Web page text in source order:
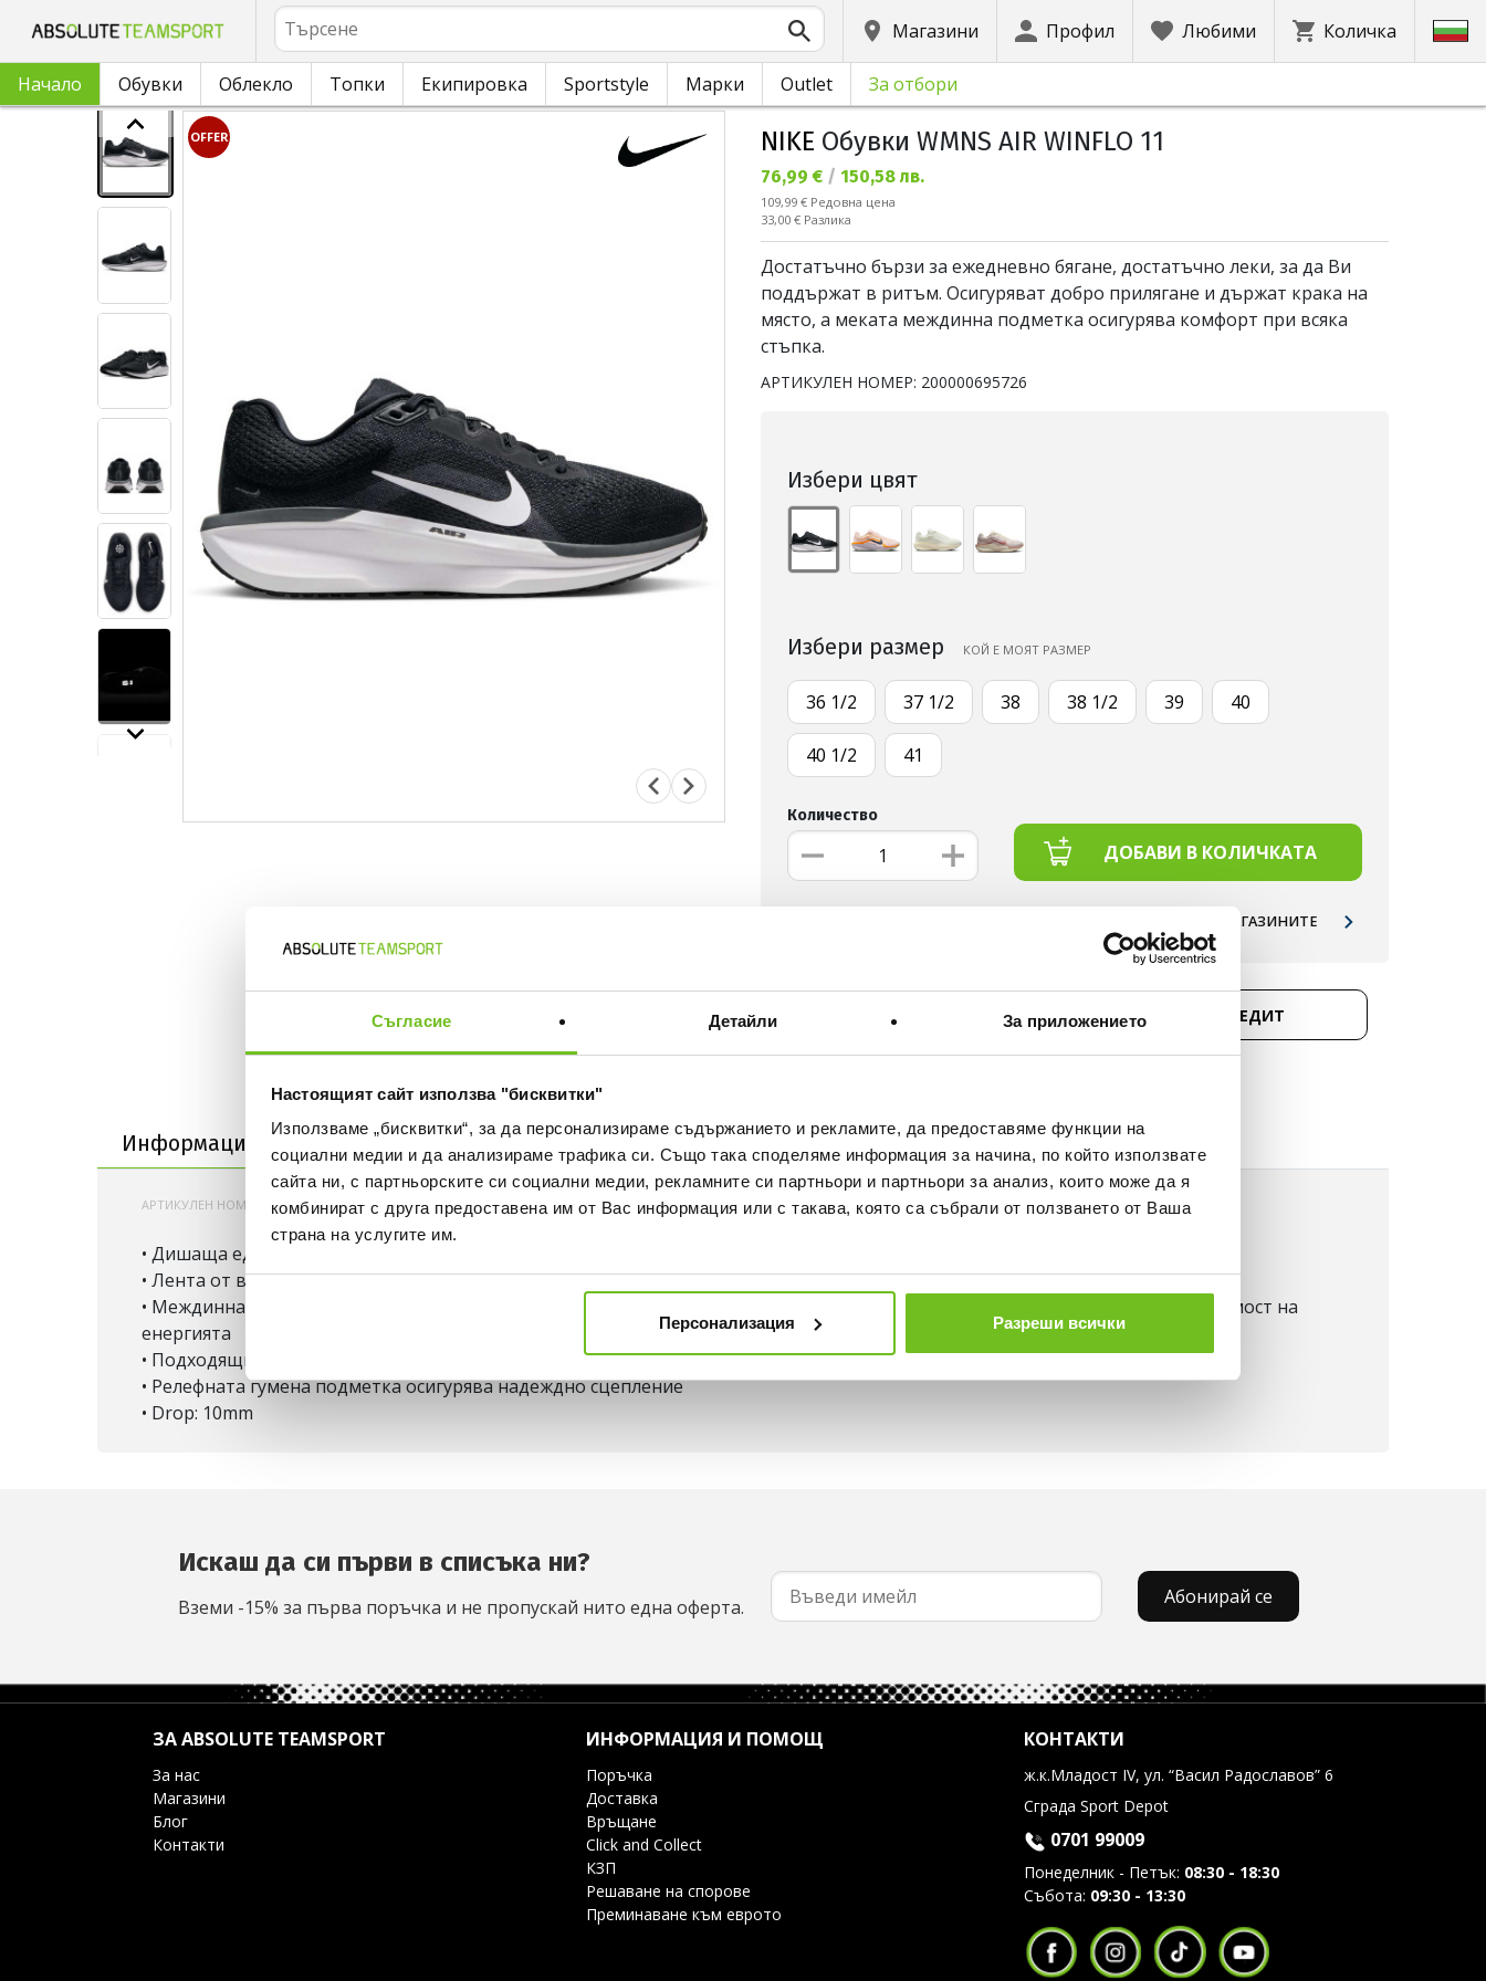
Съгласие Детайли За приложението
Настоящият сайт използва "бисквитки"
Използваме „бисквитки“, за да персонализираме съдържанието и рекламите, да предоставяме функции на
социални медии и да анализираме трафика си. Също така споделяме информация за начина, по който използвате
сайта ни, с партньорските си социални медии, рекламните си партньори и партньори за анализ, които може да я
комбинират с друга предоставена им от Вас информация или с такава, която са събрали от ползването от Ваша
страна на услугите им.
Персонализация Разреши всички
Търсене
Магазини Профил Любими Количка
Начало Обувки Облекло Топки Екипировка Sportstyle Марки Outlet За отбори
OFFER NIKE Обувки WMNS AIR WINFLO 11
Текуща цена:
76,99 € / 150,58 лв.
Редовна цена:
109,99 € Редовна цена
Спестявате:
33,00 € Разлика
Достатъчно бързи за ежедневно бягане, достатъчно леки, за да Ви
поддържат в ритъм. Осигуряват добро прилягане и държат крака на
място, а меката междинна подметка осигурява комфорт при всяка
стъпка.
АРТИКУЛЕН НОМЕР: 200000695726
Избери цвят
Избери размер КОЙ Е МОЯТ РАЗМЕР
36 1/2 37 1/2 38 38 1/2 39 40
40 1/2 41
Количество
ДОБАВИ В КОЛИЧКАТА
НАЛИЧНОСТ ПО МАГАЗИНИТЕ
ВИЖ ПОВЕЧЕ
КУПИ НА КРЕДИТ
Информация за продукта
Информация за продукта
Доставка Наличност в магазините
АРТИКУЛЕН НОМЕР: 200000695726 NIKE-FJ9510
• Дишаща еднослойна мрежа в горната част ви осигурява удобно прилягане и комфортно усещане
• Лента от вътрешната страна, която заедно с връзките осигурява сигурно прилягане
• Междинна подметка от Cushlon 3.0 пяна с Nike Air елемент по цялата дължина на стъпалото на изключителна възвръщаемост на
енергията
• Подходящи са както за дълги, така и за къси бягания, като осигурява плавен преход от петата към пръстите
• Релефната гумена подметка осигурява надеждно сцепление
• Drop: 10mm
Искаш да си първи в списъка ни?
Вземи -15% за първа поръчка и не пропускай нито една оферта. Абонирай се
ЗА ABSOLUTE TEAMSPORT
За нас
Магазини
Блог
Контакти
ИНФОРМАЦИЯ И ПОМОЩ
Поръчка
Доставка
Връщане
Click and Collect
КЗП
Решаване на спорове
Преминаване към еврото
КОНТАКТИ
ж.к.Младост IV, ул. “Васил Радославов” 6
Сграда Sport Depot
0701 99009
Понеделник - Петък: 08:30 - 18:30
Събота: 09:30 - 13:30